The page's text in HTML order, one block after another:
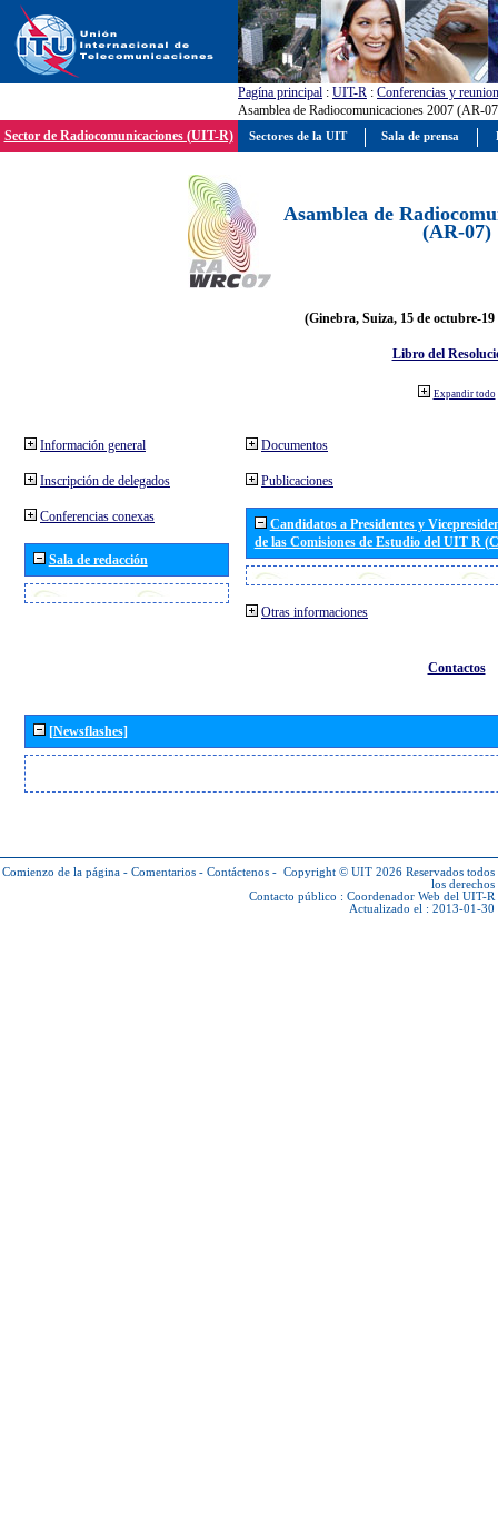
Pagína principal : UIT-R : Conferencias y
Asamblea de Radiocomunicaciones 2007 (AR-
Sector de Radiocomunicaciones (UIT-R)
Asamblea de
(AR-07)
(Ginebra, Suiza, 15 de octubre-19
Libro del
Expandir todo
Información general
Inscripción de delegados
Conferencias conexas
Sala de redacción
Documentos
Publicaciones
Candidatos a Presidentes y
de las Comisiones de Estudio del UIT R
Otras informaciones
Contactos
[Newsflashes]
Comienzo de la página - Comentarios - Contáctenos - Copyright © UIT 2026 Reservados todos
los derechos
Contacto público : Coordenador Web del UIT-R
Actualizado el : 2013-01-30
Sectores de la UIT Sala de prensa